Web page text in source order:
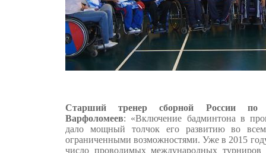
Старший тренер сборной России по
Варфоломеев: «Включение бадминтона в
дало мощный толчок его развитию во
ограниченными возможностями. Уже в 2015
число проводимых международных турниров